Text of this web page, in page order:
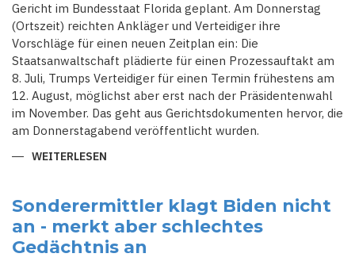
Gericht im Bundesstaat Florida geplant. Am Donnerstag
(Ortszeit) reichten Ankläger und Verteidiger ihre
Vorschläge für einen neuen Zeitplan ein: Die
Staatsanwaltschaft plädierte für einen Prozessauftakt am
8. Juli, Trumps Verteidiger für einen Termin frühestens am
12. August, möglichst aber erst nach der Präsidentenwahl
im November. Das geht aus Gerichtsdokumenten hervor, die
am Donnerstagabend veröffentlicht wurden.
WEITERLESEN
PROZESSES
GEGEN
TRUMP
DEUTET
SICH
AN
Sonderermittler klagt Biden nicht
an - merkt aber schlechtes
Gedächtnis an